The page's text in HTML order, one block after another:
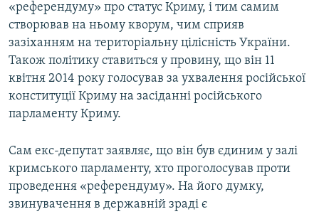
«референдуму» про статус Криму, і тим самим
створював на ньому кворум, чим сприяв
зазіханням на територіальну цілісність України.
Також політику ставиться у провину, що він 11
квітня 2014 року голосував за ухвалення російської
конституції Криму на засіданні російського
парламенту Криму.
Сам екс-депутат заявляє, що він був єдиним у залі
кримського парламенту, хто проголосував проти
проведення «референдуму». На його думку,
звинувачення в державній зраді є